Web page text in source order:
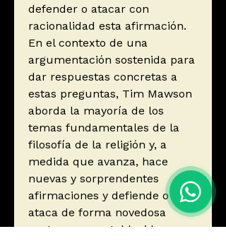
defender o atacar con
racionalidad esta afirmación.
En el contexto de una
argumentación sostenida para
dar respuestas concretas a
estas preguntas, Tim Mawson
aborda la mayoría de los
temas fundamentales de la
filosofía de la religión y, a
medida que avanza, hace
nuevas y sorprendentes
afirmaciones y defiende o
ataca de forma novedosa
posturas preestablecidas.